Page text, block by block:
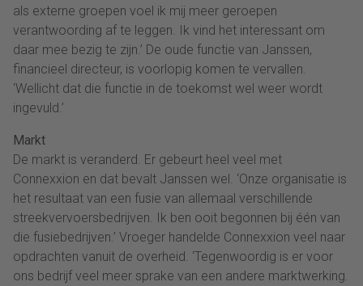
als externe groepen voel ik mij meer geroepen
verantwoording af te leggen. Ik vind het interessant om
daar mee bezig te zijn.’ De oude functie van Janssen,
financieel directeur, is voorlopig komen te vervallen.
‘Wellicht dat die functie in de toekomst wel weer wordt
ingevuld.’
Markt
De markt is veranderd. Er gebeurt heel veel met
Connexxion en dat bevalt Janssen wel. ‘Onze organisatie is
het resultaat van een fusie van allemaal verschillende
streekvervoersbedrijven. Ik ben ooit begonnen bij één van
die fusiebedrijven.’ Vroeger handelde Connexxion veel naar
opdrachten vanuit de overheid. ‘Tegenwoordig is er voor
ons bedrijf veel meer sprake van een andere marktwerking.